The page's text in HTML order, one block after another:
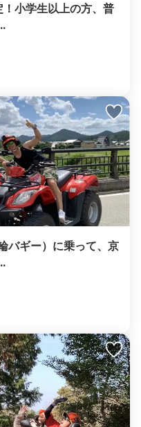
！小学生以上の方、普
バギー）に乗って、京